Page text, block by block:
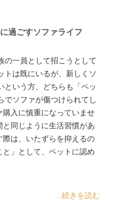
過ごすソファライフ
の一員として招こうとして
トは既にいるが、新しくソ
という方、どちらも「ペッ
でソファが傷つけられてし
購入に慎重になっていませ
同じように生活習慣があ
際は、いたずらを抑えるの
」として、ペットに認め
...続きを読む